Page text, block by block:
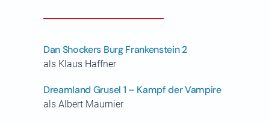
Dan Shockers Burg Frankenstein 2
als Klaus Haffner
Dreamland Grusel 1 – Kampf der Vampire
als Albert Maurnier